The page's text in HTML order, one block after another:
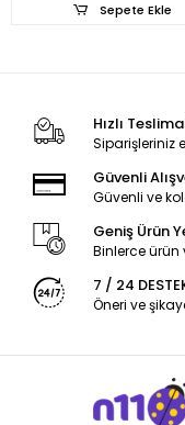
Sepete Ekle
Hızlı
Siparişleriniz
Güvenli
Güvenli ve
Geniş Ürün
Binlerce
7 / 24
Öneri ve